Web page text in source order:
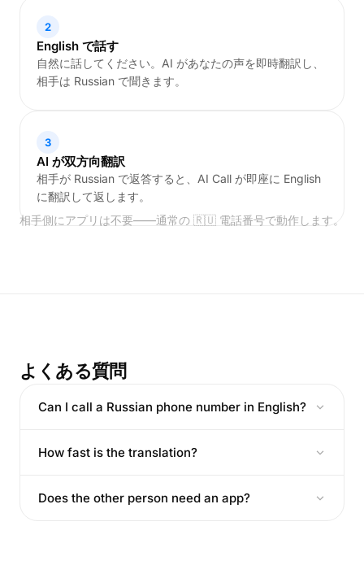
2
English で話す
自然に話してください。AI があなたの声を即時翻訳し、
相手は Russian で聞きます。
3
AI が双方向翻訳
相手が Russian で返答すると、AI Call が即座に English
に翻訳して返します。
相手側にアプリは不要——通常の 🇷🇺 電話番号で動作します。
よくある質問
Can I call a Russian phone number in English?
How fast is the translation?
Does the other person need an app?